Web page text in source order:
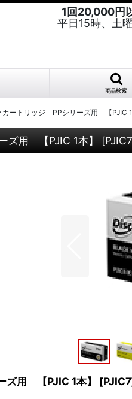
1回20,000円
平日15時、土
商品検索
カートリッジ PPシリーズ用 【PJIC 1
ズ用 【PJIC 1本】 [PJIC7
ズ用 【PJIC 1本】 [PJIC7